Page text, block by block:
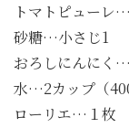
トマトピューレ
砂糖…小さじ1
おろしにんにく
水…2カップ（
ローリエ…１枚